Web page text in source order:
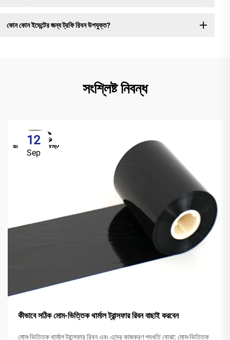
কোন কোন ইভেন্টের জন্য ট্রফি রিবন উপযুক্ত?
সংশ্লিষ্ট নিবন্ধ
12
Sep
কীভাবে সঠিক মোম-ভিত্তিক থার্মাল ট্রান্সফার রিবন বাছাই করবেন
মোম-ভিত্তিক থার্মাল ট্রান্সফার রিবন এবং এদের কাজকরণ পদ্ধতি বোঝা: মোম-ভিত্তিক